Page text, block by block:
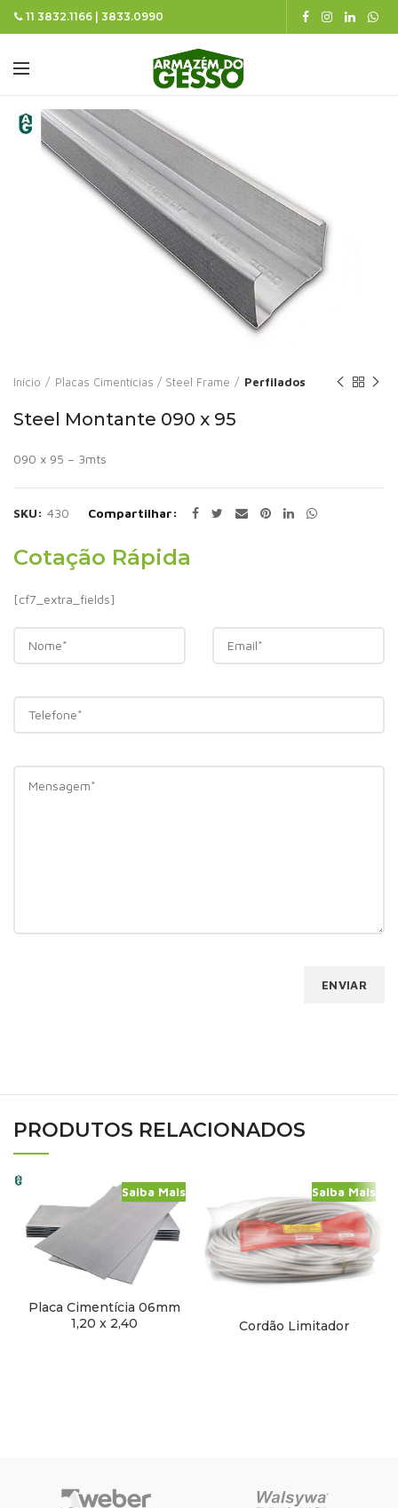
11 3832.1166 | 3833.0990
Início Placas Cimentícias / Steel Frame Perfilados
Steel Montante 090 x 95
090 x 95 – 3mts
SKU: 430 Compartilhar
Cotação Rápida
[cf7_extra_fields]
PRODUTOS RELACIONADOS
Placa Cimentícia 06mm
1,20 x 2,40
Saiba Mais
Cordão Limitador
Saiba Mais